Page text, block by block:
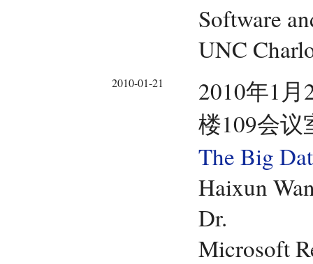
Software
UNC
2010-01-21
2010年1
楼109会议
The Big
Haixun
Dr.
Microsoft